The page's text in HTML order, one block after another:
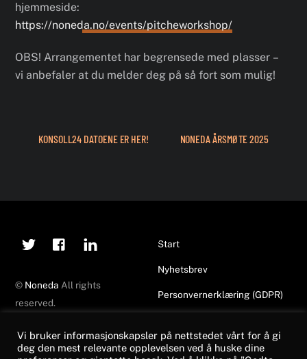
hjemmeside:
https://noneda.no/events/pitcheworkshop/
OBS! Arrangementet har begrensede med plasser –
vi anbefaler at du melder deg på så fort som mulig!
KONSOLL24 DATOENE ER HER! NONEDA ÅRSMØTE 2025
Top
© Noneda All rights
reserved.
Start
Nyhetsbrev
Personvernerklæring (GDPR)
Nyheter NONEDA
Vi bruker informasjonskapsler på nettstedet vårt for å gi
deg den mest relevante opplevelsen ved å huske dine